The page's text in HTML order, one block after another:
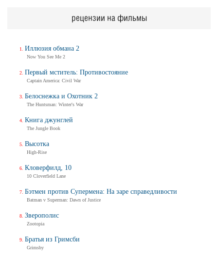
рецензии на фильмы
Иллюзия обмана 2
Now You See Me 2
Первый мститель: Противостояние
Captain America: Civil War
Белоснежка и Охотник 2
The Huntsman: Winter's War
Книга джунглей
The Jungle Book
Высотка
High-Rise
Кловерфилд, 10
10 Cloverfield Lane
Бэтмен против Супермена: На заре справедливости
Batman v Superman: Dawn of Justice
Зверополис
Zootopia
Братья из Гримсби
Grimsby